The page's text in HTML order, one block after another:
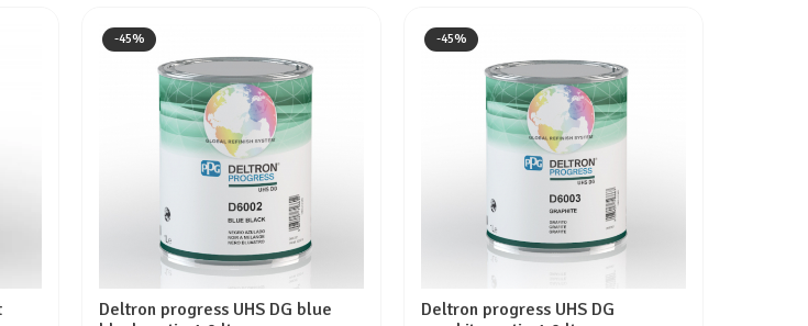
-45%
Deltron progress UHS DG blue
-45%
Deltron progress UHS DG